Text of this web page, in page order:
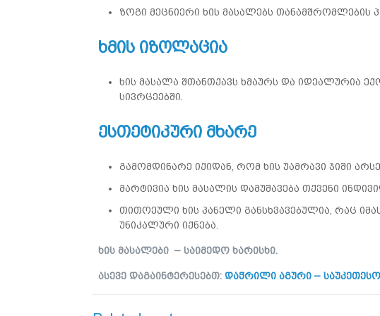
ზოგი მეცნიერი ხის მასალებს თანამშრომლების
ხმის იზოლაცია
ხის მასალა შთანთქავს ხმაურს და იდეალურია
სივრცეებში.
ესთეტიკური მხარე
გამომდინარე იქიდან, რომ ხის უამრავი ჯიში
მარტივია ხის მასალის დამუშავება თქვენი
თითოეული ხის პანელი განსხვავებულია, რაც
უნიკალური იქნება.
ხის მასალები – საიმედო ხარისხი.
ასევე დაგაინტერესებთ:დაჭრილი აგური –